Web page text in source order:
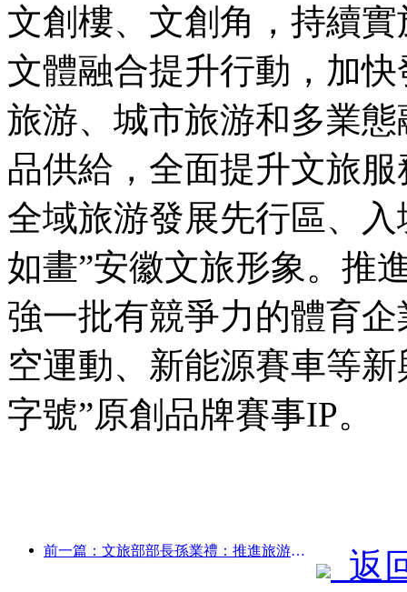
文創樓、文創角，持續
文體融合提升行動，加
旅游、城市旅游和多業
品供給，全面提升文旅
全域旅游發展先行區、
如畫”安徽文旅形象。推
強一批有競爭力的體育
空運動、新能源賽車等
字號”原創品牌賽事IP。
前一篇：文旅部部長孫業禮：推進旅游強國建設，豐富高品質旅游產品供給
返